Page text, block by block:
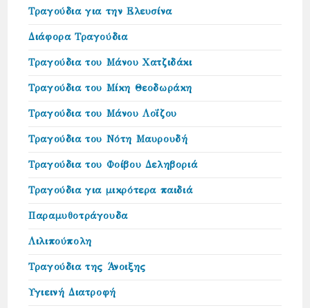
Τραγούδια για την Ελευσίνα
Διάφορα Τραγούδια
Τραγούδια του Μάνου Χατζιδάκι
Τραγούδια του Μίκη Θεοδωράκη
Τραγούδια του Μάνου Λοΐζου
Τραγούδια του Νότη Μαυρουδή
Τραγούδια του Φοίβου Δεληβοριά
Τραγούδια για μικρότερα παιδιά
Παραμυθοτράγουδα
Λιλιπούπολη
Τραγούδια της Άνοιξης
Υγιεινή Διατροφή